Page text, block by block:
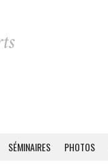
SÉMINAIRES PHOTOS